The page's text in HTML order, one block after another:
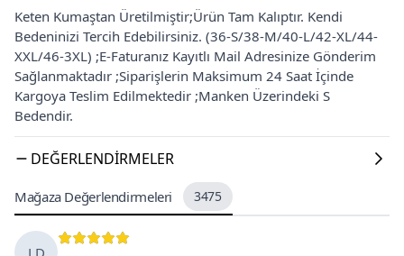
Keten Kumaştan Üretilmiştir;Ürün Tam Kalıptır. Kendi
Bedeninizi Tercih Edebilirsiniz. (36-S/38-M/40-L/42-XL/44-
XXL/46-3XL) ;E-Faturanız Kayıtlı Mail Adresinize Gönderim
Sağlanmaktadır ;Siparişlerin Maksimum 24 Saat İçinde
Kargoya Teslim Edilmektedir ;Manken Üzerindeki S
Bedendir.
DEĞERLENDIRMELER
Mağaza Değerlendirmeleri 3475
LD